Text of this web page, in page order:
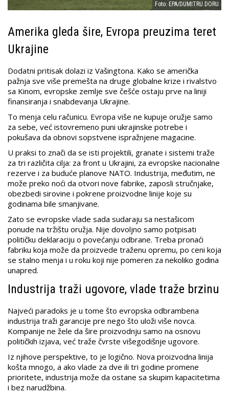
Foto: EPA/DUMITRU DORU
Amerika gleda šire, Evropa preuzima teret
Ukrajine
Dodatni pritisak dolazi iz Vašingtona. Kako se američka
pažnja sve više premešta na druge globalne krize i rivalstvo
sa Kinom, evropske zemlje sve češće ostaju prve na liniji
finansiranja i snabdevanja Ukrajine.
To menja celu računicu. Evropa više ne kupuje oružje samo
za sebe, već istovremeno puni ukrajinske potrebe i
pokušava da obnovi sopstvene ispražnjene magacine.
U praksi to znači da se isti projektili, granate i sistemi traže
za tri različita cilja: za front u Ukrajini, za evropske nacionalne
rezerve i za buduće planove NATO. Industrija, međutim, ne
može preko noći da otvori nove fabrike, zaposli stručnjake,
obezbedi sirovine i pokrene proizvodne linije koje su
godinama bile smanjivane.
Zato se evropske vlade sada sudaraju sa nestašicom
ponude na tržištu oružja. Nije dovoljno samo potpisati
političku deklaraciju o povećanju odbrane. Treba pronaći
fabriku koja može da proizvede traženu opremu, po ceni koja
se stalno menja i u roku koji nije pomeren za nekoliko godina
unapred.
Industrija traži ugovore, vlade traže brzinu
Najveći paradoks je u tome što evropska odbrambena
industrija traži garancije pre nego što uloži više novca.
Kompanije ne žele da šire proizvodnju samo na osnovu
političkih izjava, već traže čvrste višegodišnje ugovore.
Iz njihove perspektive, to je logično. Nova proizvodna linija
košta mnogo, a ako vlade za dve ili tri godine promene
prioritete, industrija može da ostane sa skupim kapacitetima
i bez narudžbina.